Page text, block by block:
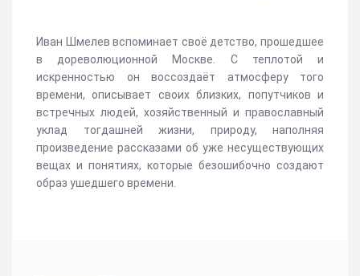
Иван Шмелев вспоминает своё детство, прошедшее
в дореволюционной Москве. С теплотой и
искренностью он воссоздаёт атмосферу того
времени, описывает своих близких, попутчиков и
встречных людей, хозяйственный и православный
уклад тогдашней жизни, природу, наполняя
произведение рассказами об уже несуществующих
вещах и понятиях, которые безошибочно создают
образ ушедшего времени.